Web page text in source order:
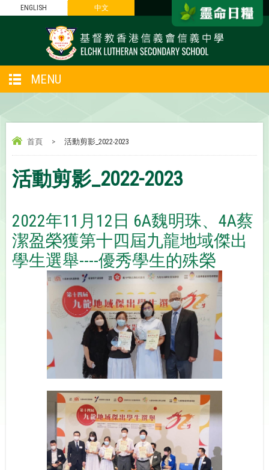
ENGLISH 中文
MENU
首頁 > 活動剪影_2022-2023
活動剪影_2022-2023
2022年11月12日 6A魏明珠、4A蔡
潔盈榮獲第十四屆九龍地域傑出
學生選舉----優秀學生的殊榮